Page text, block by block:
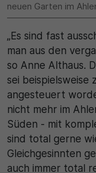
neuen Garten im
„Es sind fast
man aus den
so Anne Althaus.
sei beispielsweise
angesteuert
nicht mehr im
Süden - mit
sind total gerne
Gleichgesinnten
auch immer total
Zweck
Dieser Wert
Unter anderem
historische
Einstellungen,
eingestellt hat.
_pk_ses\..*$
Anbieter
Matomo
Laufzeit
30 Minuten